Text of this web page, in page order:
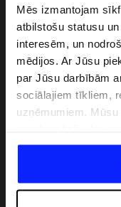
Mēs izmantojam
atbilstošu statusu
interesēm, un
mēdijos. Ar Jūsu
par Jūsu darbībām
sociālajiem tīkliem,
uzņēmumiem.
datiem, ko viņi
Jūsu atļauju, mēs
saviem partneriem,